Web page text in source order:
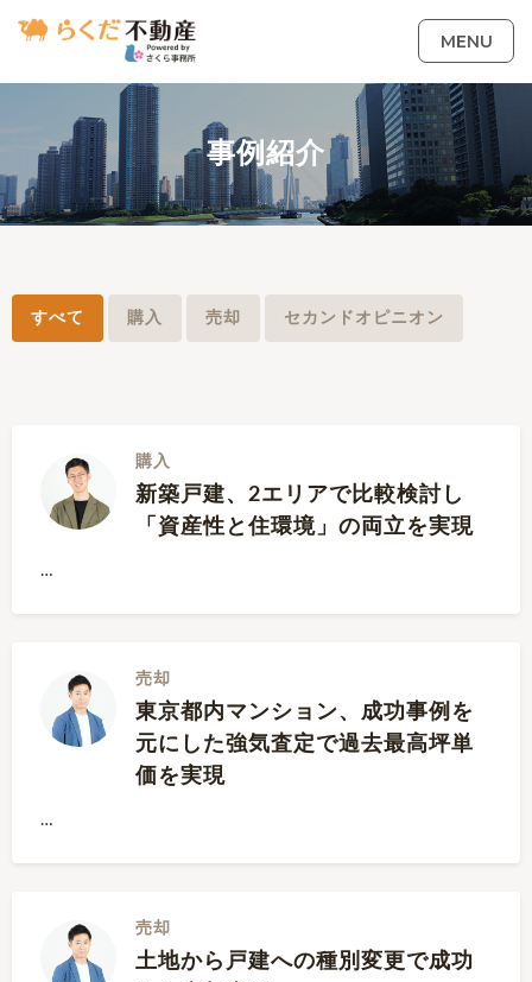
MENU
事例紹介
すべて 購入 売却 セカンドオピニオン
購入
新築戸建、2エリアで比較検討し
「資産性と住環境」の両立を実現
…
売却
東京都内マンション、成功事例を
元にした強気査定で過去最高坪単
価を実現
…
売却
土地から戸建への種別変更で成功